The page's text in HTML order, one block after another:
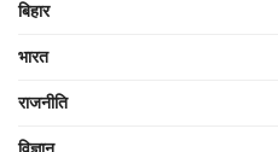
बिहार
भारत
राजनीति